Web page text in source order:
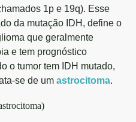
1p e 19q). Esse
da mutação IDH, define o
que geralmente
e tem prognóstico
o tumor tem IDH mutado,
se de um astrocitoma.